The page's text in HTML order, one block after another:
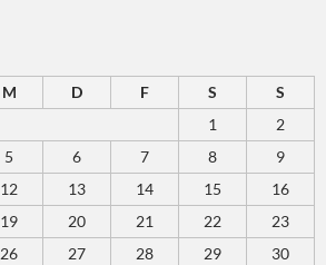
M D F S
S
1
2
5 6 7 8
9
12 13 14 15
16
19 20 21 22
23
26 27 28 29
30